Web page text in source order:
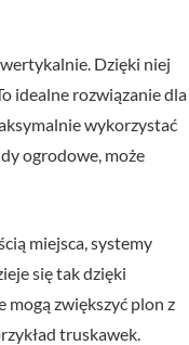
Dzięki niej
idealne rozwiązanie dla
wykorzystać
ogrodowe, może
miejsca, systemy
się tak dzięki
zwiększyć plon z
truskawek.